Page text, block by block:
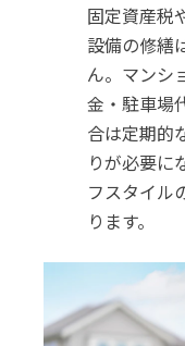
固定資産税
設備の修繕
ん。マンシ
金・駐車場
合は定期的
りが必要に
フスタイル
ります。